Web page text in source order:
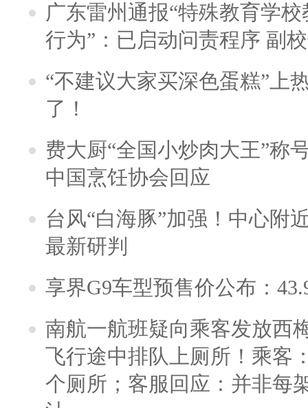
广东雷州通报“特殊教育学
行为”：已启动问责程序 副
“不建议大家买深色蛋糕”上
了！
费大厨“全国小炒肉大王”称
中国烹饪协会回应
台风“白海豚”加强！中心附
最新研判
享界G9车型预售价公布：
南航一航班疑向乘客发放西
飞行途中排队上厕所！乘客
个厕所；客服回应：并非每